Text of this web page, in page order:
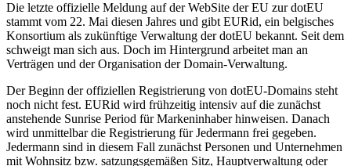
Die letzte offizielle Meldung auf der WebSite der EU zur dotEU
stammt vom 22. Mai diesen Jahres und gibt EURid, ein belgisches
Konsortium als zukünftige Verwaltung der dotEU bekannt. Seit dem
schweigt man sich aus. Doch im Hintergrund arbeitet man an
Verträgen und der Organisation der Domain-Verwaltung.
Der Beginn der offiziellen Registrierung von dotEU-Domains steht
noch nicht fest. EURid wird frühzeitig intensiv auf die zunächst
anstehende Sunrise Period für Markeninhaber hinweisen. Danach
wird unmittelbar die Registrierung für Jedermann frei gegeben.
Jedermann sind in diesem Fall zunächst Personen und Unternehmen
mit Wohnsitz bzw. satzungsgemäßen Sitz, Hauptverwaltung oder